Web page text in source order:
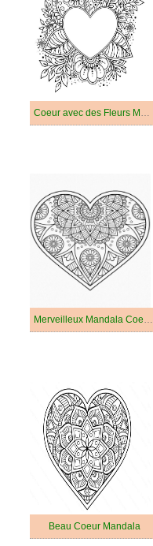
Coeur avec des Fleurs Mandala
Merveilleux Mandala Coeur pour Adultes
Beau Coeur Mandala